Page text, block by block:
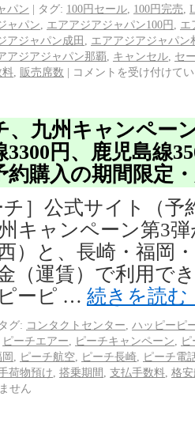
パン | タグ: 100円セール 100円完売
ャパン エアアジアジャパン100円
エ
アジャパン成田
エアアジアジャパン
アジアジャパン那覇 キャンセル セ
料 販売席数 | コメントを受け付けて
、九州キャンペー
3300円、鹿児島線
約購入の期間限定
］公式サイト（予
キャンペーン第3
）と、長崎・福岡
（運賃）で利用で
ーピ … 続きを読む
タグ: コンタクトセンター ハッピーピ
ピーチエアー ピーチキャンペーン
ピーチ航空 ピーチ長崎
ピーチ電
荷物預け 搭乗期間 支払手数料 格
せん